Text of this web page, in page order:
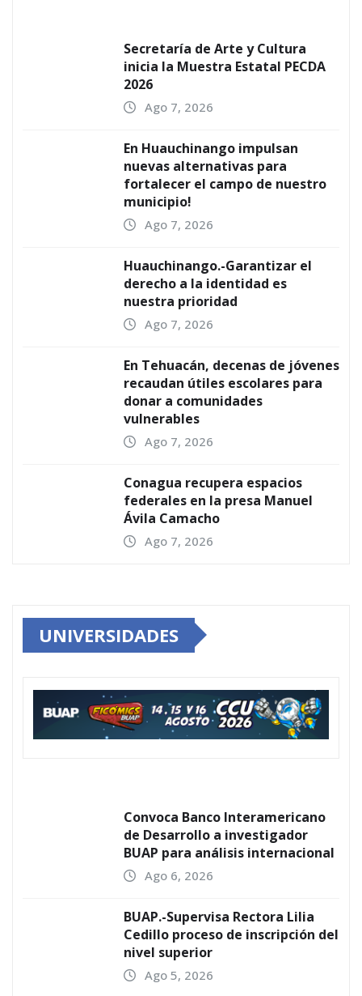
Secretaría de Arte y Cultura
inicia la Muestra Estatal PECDA
2026
Ago 7, 2026
En Huauchinango impulsan
nuevas alternativas para
fortalecer el campo de nuestro
municipio!
Ago 7, 2026
Huauchinango.-Garantizar el
derecho a la identidad es
nuestra prioridad
Ago 7, 2026
En Tehuacán, decenas de jóvenes
recaudan útiles escolares para
donar a comunidades
vulnerables
Ago 7, 2026
Conagua recupera espacios
federales en la presa Manuel
Ávila Camacho
Ago 7, 2026
UNIVERSIDADES
Convoca Banco Interamericano
de Desarrollo a investigador
BUAP para análisis internacional
Ago 6, 2026
BUAP.-Supervisa Rectora Lilia
Cedillo proceso de inscripción del
nivel superior
Ago 5, 2026